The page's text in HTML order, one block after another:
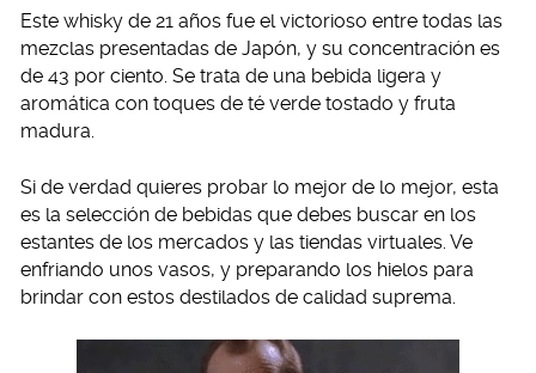
Este whisky de 21 años fue el victorioso entre todas las
mezclas presentadas de Japón, y su concentración es
de 43 por ciento. Se trata de una bebida ligera y
aromática con toques de té verde tostado y fruta
madura.
Si de verdad quieres probar lo mejor de lo mejor, esta
es la selección de bebidas que debes buscar en los
estantes de los mercados y las tiendas virtuales. Ve
enfriando unos vasos, y preparando los hielos para
brindar con estos destilados de calidad suprema.